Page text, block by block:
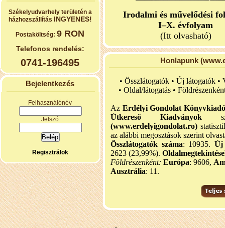
Székelyudvarhely területén a
házhozszállítás INGYENES!
Postaköltség:9 RON
Telefonos rendelés:
0741-196495
Bejelentkezés
Felhasználónév
Jelszó
Regisztrálok
Irodalmi és művelődési
I–X. évfolyam
(Itt olvasható)
Honlapunk
• Összlátogatók • Új látogatók •
• Oldal/látogatás •
Az Erdélyi Gondolat
Útkereső Kiadványok
(www.erdelyigondolat.ro)
az alábbi megosztások szerint
Összlátogatók száma: 10935. Új
2623 (23,99%).
Földrészenként: Európa: 9606,
Ausztrália: 11.